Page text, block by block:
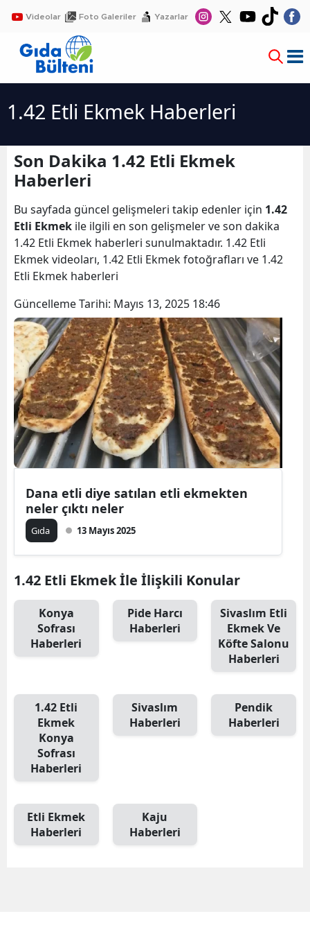
Videolar Foto Galeriler Yazarlar
1.42 Etli Ekmek Haberleri
Son Dakika 1.42 Etli Ekmek
Haberleri
Bu sayfada güncel gelişmeleri takip edenler için 1.42
Etli Ekmek ile ilgili en son gelişmeler ve son dakika
1.42 Etli Ekmek haberleri sunulmaktadır. 1.42 Etli
Ekmek videoları, 1.42 Etli Ekmek fotoğrafları ve 1.42
Etli Ekmek haberleri
Güncelleme Tarihi: Mayıs 13, 2025 18:46
Dana etli diye satılan etli ekmekten
neler çıktı neler
Gıda 13 Mayıs 2025
1.42 Etli Ekmek İle İlişkili Konular
Konya
Sofrası
Haberleri
Pide Harcı
Haberleri
Sivaslım Etli
Ekmek Ve
Köfte Salonu
Haberleri
1.42 Etli
Ekmek
Konya
Sofrası
Haberleri
Sivaslım
Haberleri
Pendik
Haberleri
Etli Ekmek
Haberleri
Kaju
Haberleri